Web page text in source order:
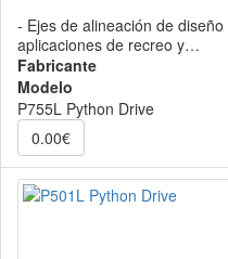
- Ejes de alineación de
aplicaciones de recreo y…
Fabricante
Modelo
P755L Python Drive
0.00€